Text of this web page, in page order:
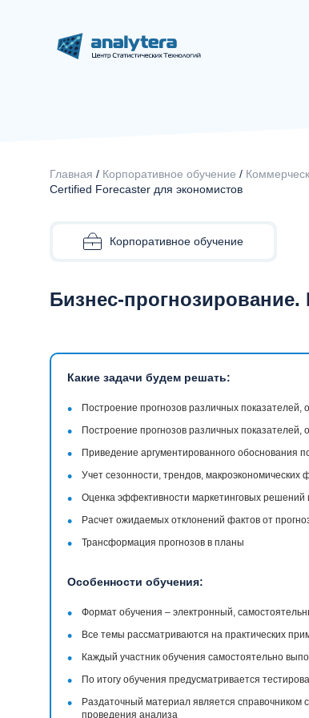
Главная / Корпоративное обучение /
Certified Forecaster для экономистов
Корпоративное обучение
Бизнес-
Какие задачи будем решать:
• Построение прогнозов различных показателей,
• Построение прогнозов различных показателей,
• Приведение аргументированного обоснования
• Учет сезонности, трендов, макроэкономических
• Оценка эффективности маркетинговых решений
• Расчет ожидаемых отклонений фактов от
• Трансформация прогнозов в планы
Особенности обучения:
• Формат обучения – электронный,
• Все темы рассматриваются на практических
• Каждый участник обучения самостоятельно
• По итогу обучения предусматривается
•
Раздаточный материал является справочником
проведения анализа